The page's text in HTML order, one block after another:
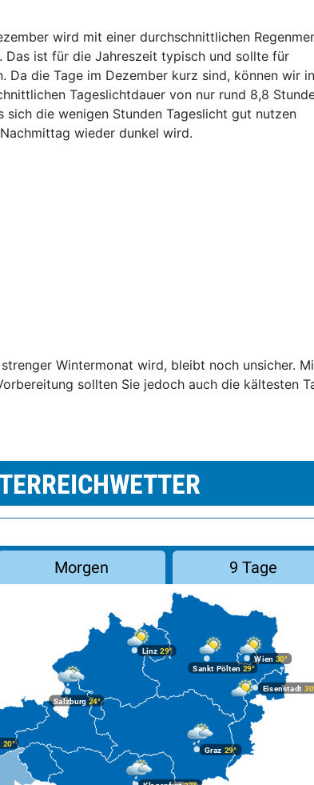
wird mit einer durchschnittlichen
Das ist für die Jahreszeit typisch und sollte für
Da die Tage im Dezember kurz sind, können wir in
Tageslichtdauer von nur rund 8,8
sich die wenigen Stunden Tageslicht gut nutzen
wieder dunkel wird.
Wintermonat wird, bleibt noch unsicher.
sollten Sie jedoch auch die kältesten
Morgen 9 Tage
Graz 29°
20°
Linz 29°
Salzburg24°
Wien 30°
Eisenstadt
Sankt Pölten 29°